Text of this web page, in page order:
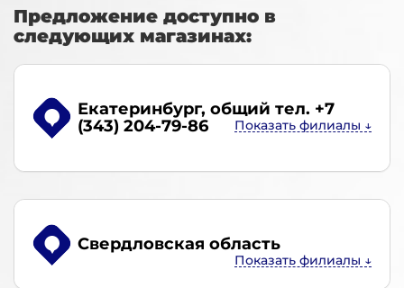
Предложение доступно в
следующих магазинах:
Екатеринбург, общий тел. +7
(343) 204-79-86
Свердловская область